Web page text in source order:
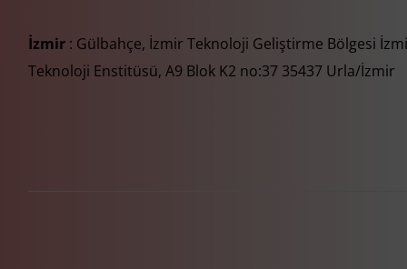
İzmir : Gülbahçe, İzmir Teknoloji Geliştirme Bölgesi
Teknoloji Enstitüsü, A9 Blok K2 no:37 35437 Urla/İzmir